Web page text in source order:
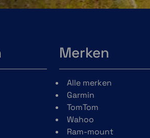
Merken
Alle merken
Garmin
TomTom
Wahoo
Ram-mount